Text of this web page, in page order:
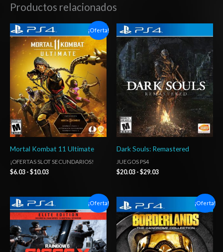
Productos relacionados
¡Oferta!
Mortal Kombat 11 Ultimate
¡OFERTAS SLOT SECUNDARIOS!
$6.03 - $10.03
Rango
de
precios:
desde
$6.03
hasta
$10.03
Dark Souls: Remastered
JUEGOS PS4
$20.03 - $29.03
Rango
de
precios:
desde
$20.03
hasta
$29.03
¡Oferta!
Rango
de
precios:
desde
$6.03
hasta
$10.03
¡Oferta!
de
precios:
desde
$6.03
hasta
$10.03